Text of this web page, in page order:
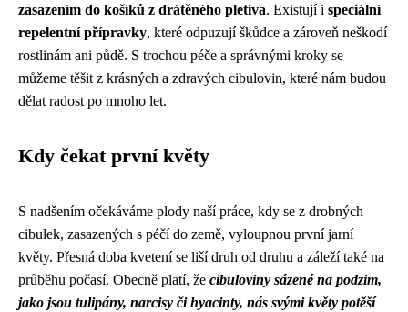
zasazením do košíků z drátěného pletiva. Existují i speciální
repelentní přípravky, které odpuzují škůdce a zároveň neškodí
rostlinám ani půdě. S trochou péče a správnými kroky se
můžeme těšit z krásných a zdravých cibulovin, které nám budou
dělat radost po mnoho let.
Kdy čekat první květy
S nadšením očekáváme plody naší práce, kdy se z drobných
cibulek, zasazených s péčí do země, vyloupnou první jarní
květy. Přesná doba kvetení se liší druh od druhu a záleží také na
průběhu počasí. Obecně platí, že cibuloviny sázené na podzim,
jako jsou tulipány, narcisy či hyacinty, nás svými květy potěší